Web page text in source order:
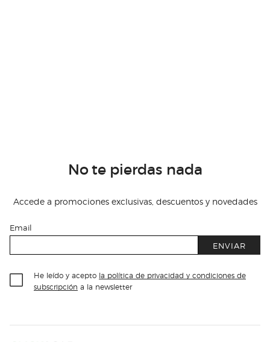
No te pierdas nada
Accede a promociones exclusivas, descuentos y novedades
Email
ENVIAR
He leído y acepto la política de privacidad y condiciones de
subscripción a la newsletter